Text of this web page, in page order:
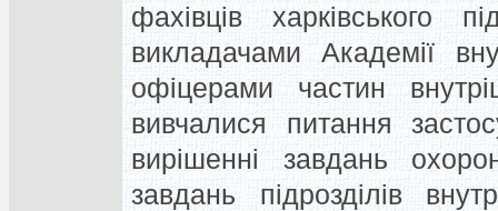
фахівців харківського
викладачами Академії
офіцерами частин
вивчалися питання
вирішенні завдань
завдань підрозділів